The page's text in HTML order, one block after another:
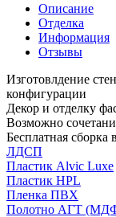
Описание
Отделка
Информация
Отзывы
Изготовлдение
конфигурации
Декор и отделку
Возможно
Бесплатная сборка
ЛДСП
Пластик Alvic Luxe
Пластик HPL
Пленка ПВХ
Полотно АГТ